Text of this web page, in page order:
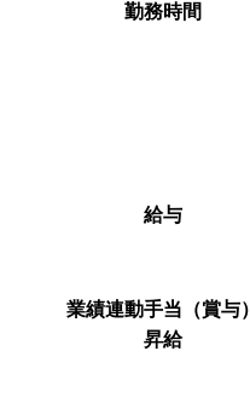
勤務時間
給与
業績連動手当（賞与）
昇給